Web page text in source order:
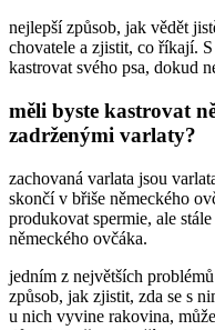
nejlepší způsob, jak vědět
chovatele a zjistit, co říkají.
kastrovat svého psa, dokud
měli byste kastrovat
zadrženými varlaty?
zachovaná varlata jsou
skončí v břiše německého
produkovat spermie, ale
německého ovčáka.
jedním z největších
způsob, jak zjistit, zda se s
u nich vyvine rakovina,